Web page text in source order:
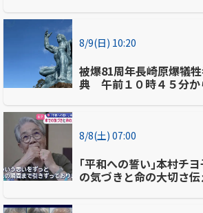
8/9(日) 10:20
被爆81周年長崎原爆犠
典 午前１０時４５分か
8/8(土) 07:00
｢平和への誓い｣本村チ
の気づきと命の大切さ伝